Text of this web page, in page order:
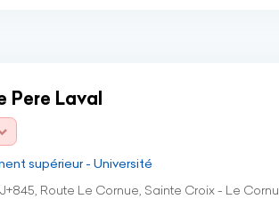
Pere Laval
supérieur - Université
Route Le Cornue, Sainte Croix - Le Cornu